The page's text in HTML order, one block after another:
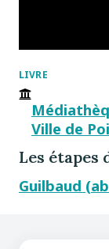
LIVRE
Ville de
Les étapes
Guilbaud